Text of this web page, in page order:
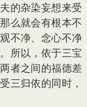
的杂染妄想来受
么就会有根本不
不净、念心不净
所以，依于三宝
者之间的福德差
三归依的同时，